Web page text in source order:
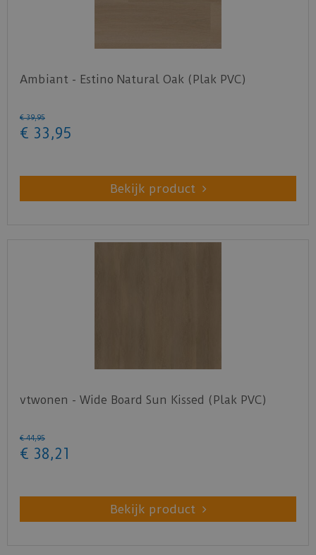
Ambiant - Estino Natural Oak (Plak PVC)
€ 39,95
€ 33 ,95
Bekijk product
vtwonen - Wide Board Sun Kissed (Plak PVC)
€ 44,95
€ 38,21
Bekijk product